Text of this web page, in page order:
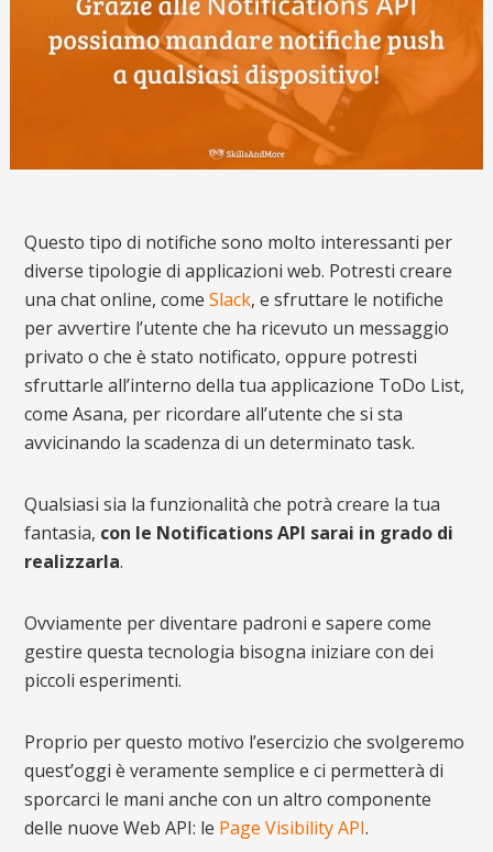
Questo tipo di notifiche sono molto interessanti per
diverse tipologie di applicazioni web. Potresti creare
una chat online, come Slack, e sfruttare le notifiche
per avvertire l’utente che ha ricevuto un messaggio
privato o che è stato notificato, oppure potresti
sfruttarle all’interno della tua applicazione ToDo List,
come Asana, per ricordare all’utente che si sta
avvicinando la scadenza di un determinato task.
Qualsiasi sia la funzionalità che potrà creare la tua
fantasia, con le Notifications API sarai in grado di
realizzarla.
Ovviamente per diventare padroni e sapere come
gestire questa tecnologia bisogna iniziare con dei
piccoli esperimenti.
Proprio per questo motivo l’esercizio che svolgeremo
quest’oggi è veramente semplice e ci permetterà di
sporcarci le mani anche con un altro componente
delle nuove Web API: le Page Visibility API.